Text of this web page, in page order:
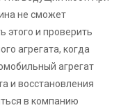
не сможет
этого и проверить
агрегата, когда
агрегат
и восстановления
в компанию